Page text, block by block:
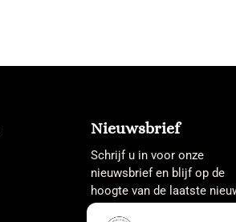
Nieuwsbrief
Schrijf u in voor onze
nieuwsbrief en blijf op de
hoogte van de laatste